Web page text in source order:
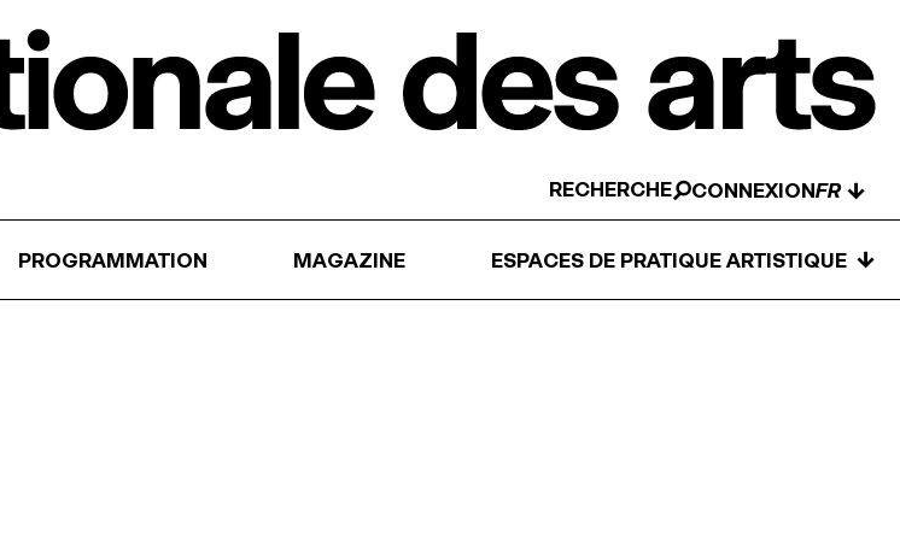
RECHERCHE CONNEXION ↓
PROGRAMMATION MAGAZINE ESPACES DE PRATIQUE ARTISTIQUE ↓